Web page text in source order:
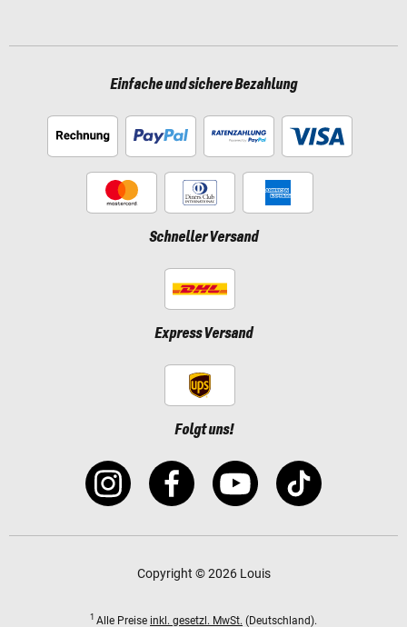
Einfache und sichere Bezahlung
Schneller Versand
Express Versand
Folgt uns!
Copyright © 2026 Louis
1 Alle Preise inkl. gesetzl. MwSt. (Deutschland).